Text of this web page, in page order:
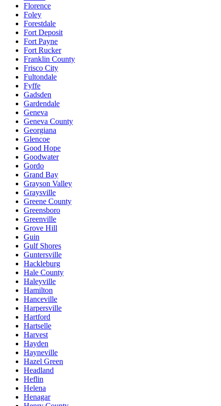
Florence
Foley
Forestdale
Fort Deposit
Fort Payne
Fort Rucker
Franklin County
Frisco City
Fultondale
Fyffe
Gadsden
Gardendale
Geneva
Geneva County
Georgiana
Glencoe
Good Hope
Goodwater
Gordo
Grand Bay
Grayson Valley
Graysville
Greene County
Greensboro
Greenville
Grove Hill
Guin
Gulf Shores
Guntersville
Hackleburg
Hale County
Haleyville
Hamilton
Hanceville
Harpersville
Hartford
Hartselle
Harvest
Hayden
Hayneville
Hazel Green
Headland
Heflin
Helena
Henagar